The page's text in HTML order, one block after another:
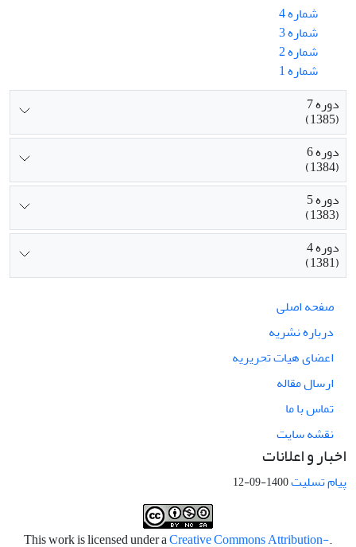
شماره 4
شماره 3
شماره 2
شماره 1
دوره 7
(1385)
دوره 6
(1384)
دوره 5
(1383)
دوره 4
(1381)
صفحه اصلی
درباره نشریه
اعضای هیات تحریریه
ارسال مقاله
تماس با ما
نقشه سایت
اخبار و اعلانات
پیام تسلیت1400-09-12
.This work is licensed under a
Creative Commons Attribution-